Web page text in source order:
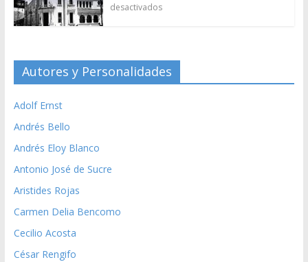
desactivados
Autores y Personalidades
Adolf Ernst
Andrés Bello
Andrés Eloy Blanco
Antonio José de Sucre
Aristides Rojas
Carmen Delia Bencomo
Cecilio Acosta
César Rengifo